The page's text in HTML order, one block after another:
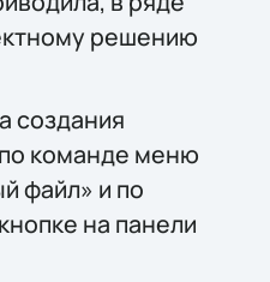
решению
создания
команде меню
файл» и по
на панели